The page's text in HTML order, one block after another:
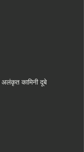
कामिनी दूबे